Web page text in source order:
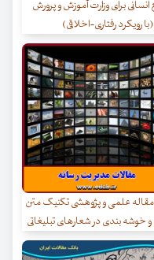
انسانی برای وزارت آموزش و پرورش
(با رویکرد رفتاری-اخلاقی)
مقاله علمی و پژوهشی تکنیک متن
خوشه بندی در شعارهای تبلیغاتی